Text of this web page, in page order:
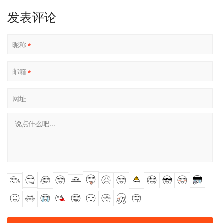
发表评论
昵称*
邮箱 *
网址